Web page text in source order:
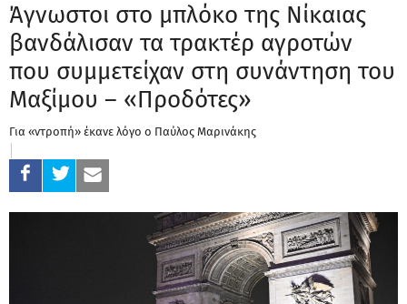
Άγνωστοι στο μπλόκο της Νίκαιας
βανδάλισαν τα τρακτέρ αγροτών
που συμμετείχαν στη συνάντηση του
Μαξίμου – «Προδότες»
Για «ντροπή» έκανε λόγο ο Παύλος Μαρινάκης